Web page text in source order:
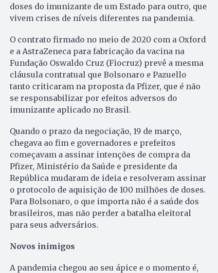
doses do imunizante de um Estado para outro, que
vivem crises de níveis diferentes na pandemia.
O contrato firmado no meio de 2020 com a Oxford
e a AstraZeneca para fabricação da vacina na
Fundação Oswaldo Cruz (Fiocruz) prevê a mesma
cláusula contratual que Bolsonaro e Pazuello
tanto criticaram na proposta da Pfizer, que é não
se responsabilizar por efeitos adversos do
imunizante aplicado no Brasil.
Quando o prazo da negociação, 19 de março,
chegava ao fim e governadores e prefeitos
começavam a assinar intenções de compra da
Pfizer, Ministério da Saúde e presidente da
República mudaram de ideia e resolveram assinar
o protocolo de aquisição de 100 milhões de doses.
Para Bolsonaro, o que importa não é a saúde dos
brasileiros, mas não perder a batalha eleitoral
para seus adversários.
Novos inimigos
A pandemia chegou ao seu ápice e o momento é,